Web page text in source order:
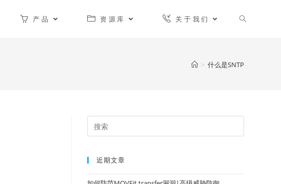
产品 资源库 关于我们
> 什么是SNTP
近期文章